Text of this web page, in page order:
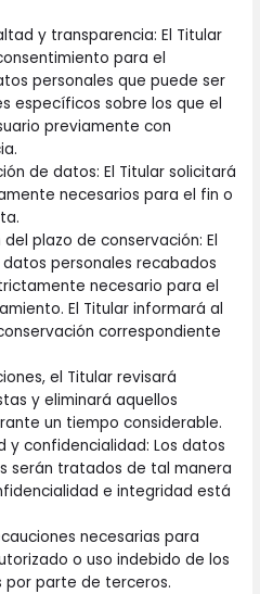
y transparencia: El Titular
para el
personales que puede ser
específicos sobre los que el
previamente con
de datos: El Titular solicitará
necesarios para el fin o
plazo de conservación: El
personales recabados
necesario para el
El Titular informará al
correspondiente
el Titular revisará
y eliminará aquellos
un tiempo considerable.
y confidencialidad: Los datos
serán tratados de tal manera
e integridad está
necesarias para
o uso indebido de los
por parte de terceros.